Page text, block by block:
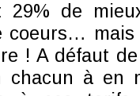
29% de
coeurs…
! A défaut
chacun à en